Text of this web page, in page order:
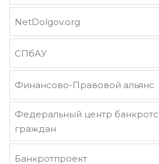
NetDolgov.org
СПбАУ
Финансово-Правовой альянс
Федеральный центр
граждан
Банкротпроект